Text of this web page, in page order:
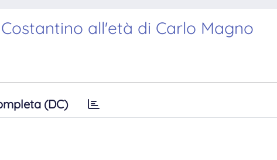
all'età di Carlo Magno
(DC)